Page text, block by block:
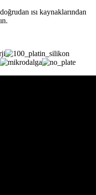
ısı kaynaklarından